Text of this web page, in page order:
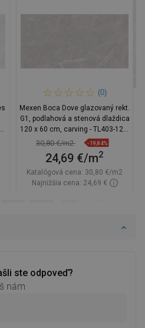
ste odpoveď?
nám
(0)
Mexen Boca Dove glazovaný rekt.
G1, podlahová a stenová dlaždica
120 x 60 cm, carving - TL403-120-
060-01
30,80 €/m2 -19,84%
24,69 €/m2
Katalógová cena: 30,80 €/m2
Najnižšia cena: 24,69 €